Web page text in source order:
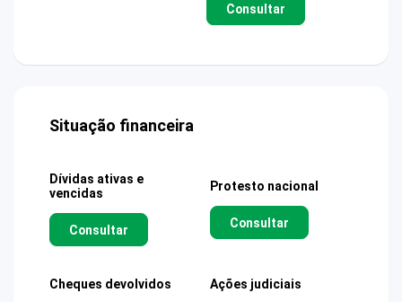
Consultar
Situação financeira
Dívidas ativas e
vencidas
Consultar
Protesto nacional
Consultar
Cheques devolvidos Ações judiciais